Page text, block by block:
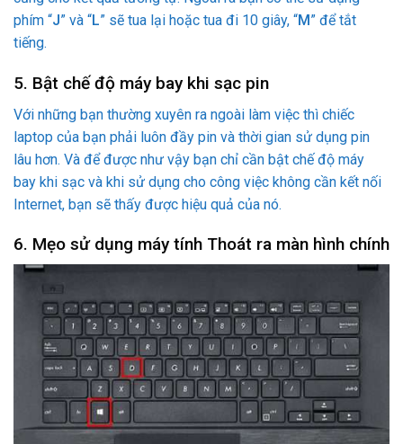
phím “J” và “L” sẽ tua lại hoặc tua đi 10 giây, “M” để tắt
tiếng.
5. Bật chế độ máy bay khi sạc pin
Với những bạn thường xuyên ra ngoài làm việc thì chiếc
laptop của bạn phải luôn đầy pin và thời gian sử dụng pin
lâu hơn. Và để được như vậy bạn chỉ cần bật chế độ máy
bay khi sạc và khi sử dụng cho công việc không cần kết nối
Internet, bạn sẽ thấy được hiệu quả của nó.
6. Mẹo sử dụng máy tính Thoát ra màn hình chính